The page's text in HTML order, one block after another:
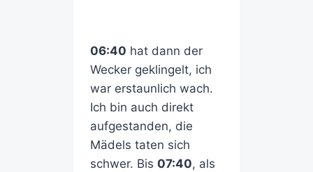
06:40 hat dann der
Wecker geklingelt, ich
war erstaunlich wach.
Ich bin auch direkt
aufgestanden, die
Mädels taten sich
schwer. Bis 07:40, als